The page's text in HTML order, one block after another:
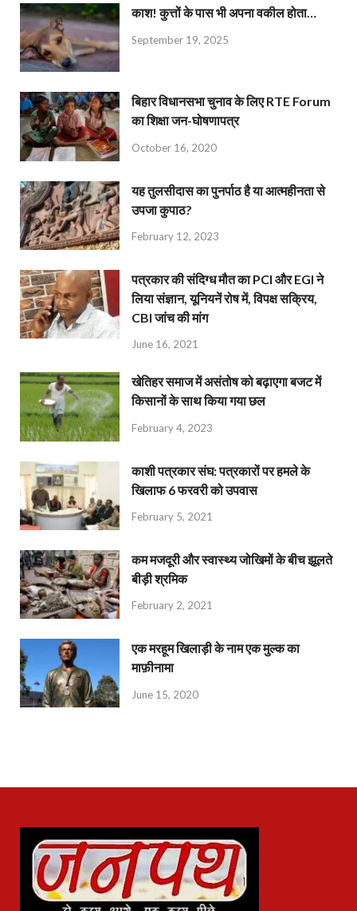
काश! कुत्तों के पास भी अपना वकील होता…
September 19, 2025
बिहार विधानसभा चुनाव के लिए RTE Forum
का शिक्षा जन-घोषणापत्र
October 16, 2020
यह तुलसीदास का पुनर्पाठ है या आत्महीनता से
उपजा कुपाठ?
February 12, 2023
पत्रकार की संदिग्ध मौत का PCI और EGI ने
लिया संज्ञान, यूनियनें रोष में, विपक्ष सक्रिय,
CBI जांच की मांग
June 16, 2021
खेतिहर समाज में असंतोष को बढ़ाएगा बजट में
किसानों के साथ किया गया छल
February 4, 2023
काशी पत्रकार संघ: पत्रकारों पर हमले के
खिलाफ 6 फरवरी को उपवास
February 5, 2021
कम मजदूरी और स्वास्थ्य जोखिमों के बीच झूलते
बीड़ी श्रमिक
February 2, 2021
एक मरहूम खिलाड़ी के नाम एक मुल्क का
माफ़ीनामा
June 15, 2020